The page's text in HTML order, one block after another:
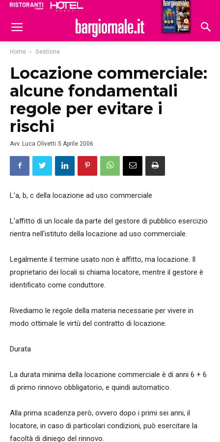
Hoteldomani
Home Gestione
Locazione commerciale:
alcune fondamentali
regole per evitare i
rischi
Avv. Luca Olivetti 5 Aprile 2006
L’a, b, c della locazione ad uso commerciale
L'affitto di un locale da parte del gestore di pubblico esercizio
rientra nell'istituto della locazione ad uso commerciale.
Legalmente il termine usato non è affitto, ma locazione. Il
proprietario dei locali si chiama locatore, mentre il gestore è
identificato come conduttore.
Rivediamo le regole della materia necessarie per vivere in
modo ottimale le virtù del contratto di locazione.
Durata
La durata minima della locazione commerciale è di anni 6 + 6
di primo rinnovo obbligatorio, e quindi automatico.
Alla prima scadenza però, ovvero dopo i primi sei anni, il
locatore, in caso di particolari condizioni, può esercitare la
facoltà di diniego del rinnovo.